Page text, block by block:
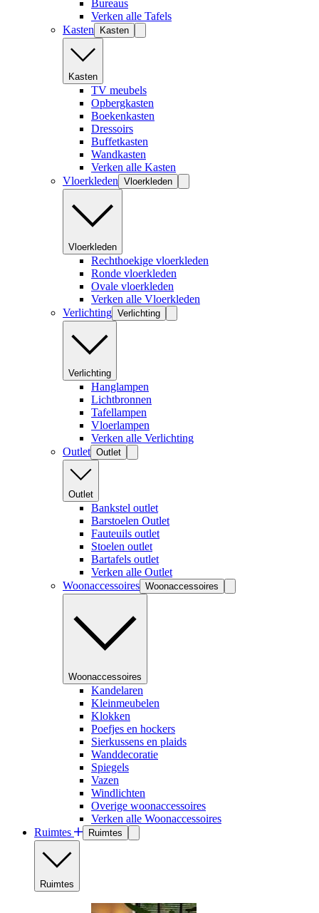
Bureaus
Verken alle Tafels
Kasten
Kasten
Kasten
TV meubels
Opbergkasten
Boekenkasten
Dressoirs
Buffetkasten
Wandkasten
Verken alle Kasten
Vloerkleden Vloerkleden
Vloerkleden
Rechthoekige vloerkleden
Ronde vloerkleden
Ovale vloerkleden
Verken alle Vloerkleden
Verlichting Verlichting
Verlichting
Hanglampen
Lichtbronnen
Tafellampen
Vloerlampen
Verken alle Verlichting
Outlet Outlet
Outlet
Bankstel outlet
Barstoelen Outlet
Fauteuils outlet
Stoelen outlet
Bartafels outlet
Verken alle Outlet
Woonaccessoires Woonaccessoires
Woonaccessoires
Kandelaren
Kleinmeubelen
Klokken
Poefjes en hockers
Sierkussens en plaids
Wanddecoratie
Spiegels
Vazen
Windlichten
Overige woonaccessoires
Verken alle Woonaccessoires
Ruimtes
Ruimtes
Ruimtes